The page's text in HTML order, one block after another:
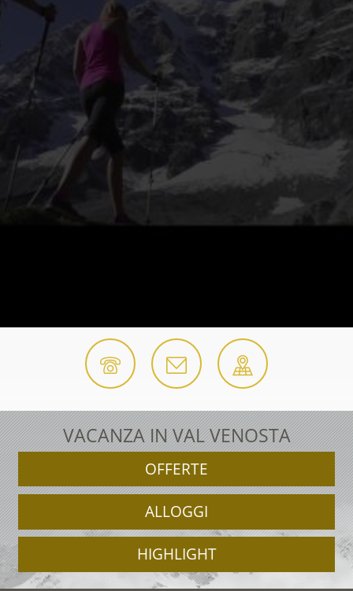
VACANZA IN VAL VENOSTA
OFFERTE
ALLOGGI
HIGHLIGHT